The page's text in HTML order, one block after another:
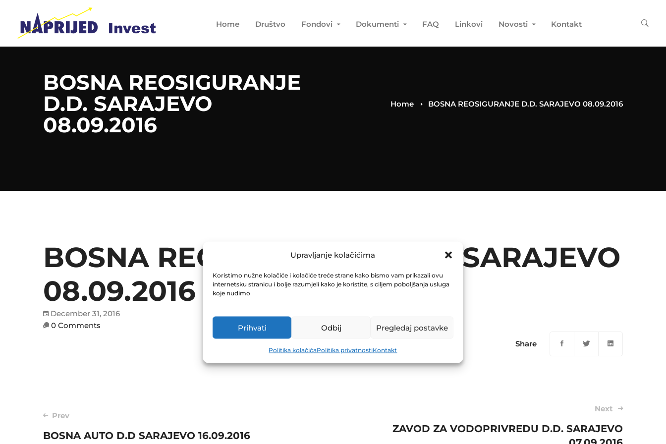
Upravljanje kolačićima
Koristimo nužne kolačiće i kolačiće treće strane kako bismo vam prikazali ovu
internetsku stranicu i bolje razumjeli kako je koristite, s ciljem poboljšanja usluga
koje nudimo
Prihvati Odbij Pregledaj postavke
Politika kolačićaPolitika privatnostiKontakt
Home Društvo Fondovi Dokumenti FAQ Linkovi Novosti Kontakt
BOSNA REOSIGURANJE
D.D. SARAJEVO
08.09.2016
Home BOSNA REOSIGURANJE D.D. SARAJEVO 08.09.2016
BOSNA REOSIGURANJE D.D. SARAJEVO
08.09.2016
December 31, 2016
0 Comments
Share
Post
navigation
Prev
BOSNA AUTO D.D SARAJEVO 16.09.2016
Next
ZAVOD ZA VODOPRIVREDU D.D. SARAJEVO